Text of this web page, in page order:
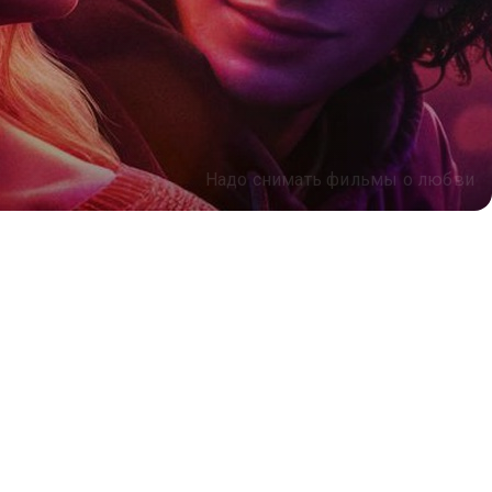
Надо снимать фильмы о любви